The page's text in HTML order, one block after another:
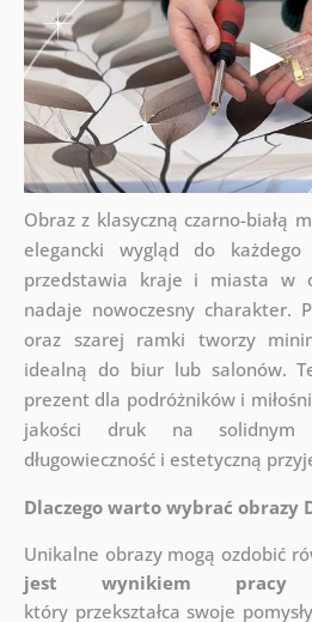
Obraz z klasyczną czarno-białą
elegancki wygląd do każdego
przedstawia kraje i miasta w
nadaje nowoczesny charakter.
oraz szarej ramki tworzy
idealną do biur lub salonów.
prezent dla podróżników i
jakości druk na solidnym
długowieczność i estetyczną
Dlaczego warto wybrać obrazy
Unikalne obrazy mogą ozdobić
jest wynikiem pracy
który przekształca swoje